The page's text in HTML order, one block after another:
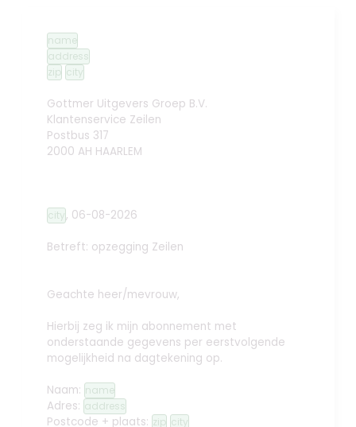
name
address
zip city
Gottmer Uitgevers Groep B.V.
Klantenservice Zeilen
Postbus 317
2000 AH HAARLEM
city, 06-08-2026
Betreft: opzegging Zeilen
Geachte heer/mevrouw,
Hierbij zeg ik mijn abonnement met
onderstaande gegevens per eerstvolgende
mogelijkheid na dagtekening op.
Naam: name
Adres: address
Postcode + plaats: zip city